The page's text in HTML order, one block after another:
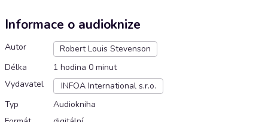
Informace o audioknize
Autor
Robert Louis Stevenson
Délka
1 hodina 0 minut
Vydavatel
INFOA International s.r.o.
Typ
Audiokniha